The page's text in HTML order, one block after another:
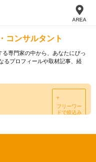
AREA
コンサルタント
専門家の中から、あなたにぴっ
るプロフィールや取材記事、経
＋
フリーワー
ドで絞込み